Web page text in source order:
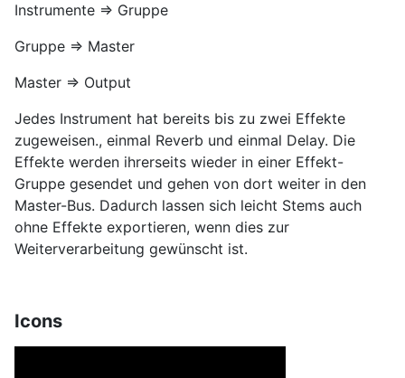
Instrumente => Gruppe
Gruppe => Master
Master => Output
Jedes Instrument hat bereits bis zu zwei Effekte
zugeweisen., einmal Reverb und einmal Delay. Die
Effekte werden ihrerseits wieder in einer Effekt-
Gruppe gesendet und gehen von dort weiter in den
Master-Bus. Dadurch lassen sich leicht Stems auch
ohne Effekte exportieren, wenn dies zur
Weiterverarbeitung gewünscht ist.
Icons